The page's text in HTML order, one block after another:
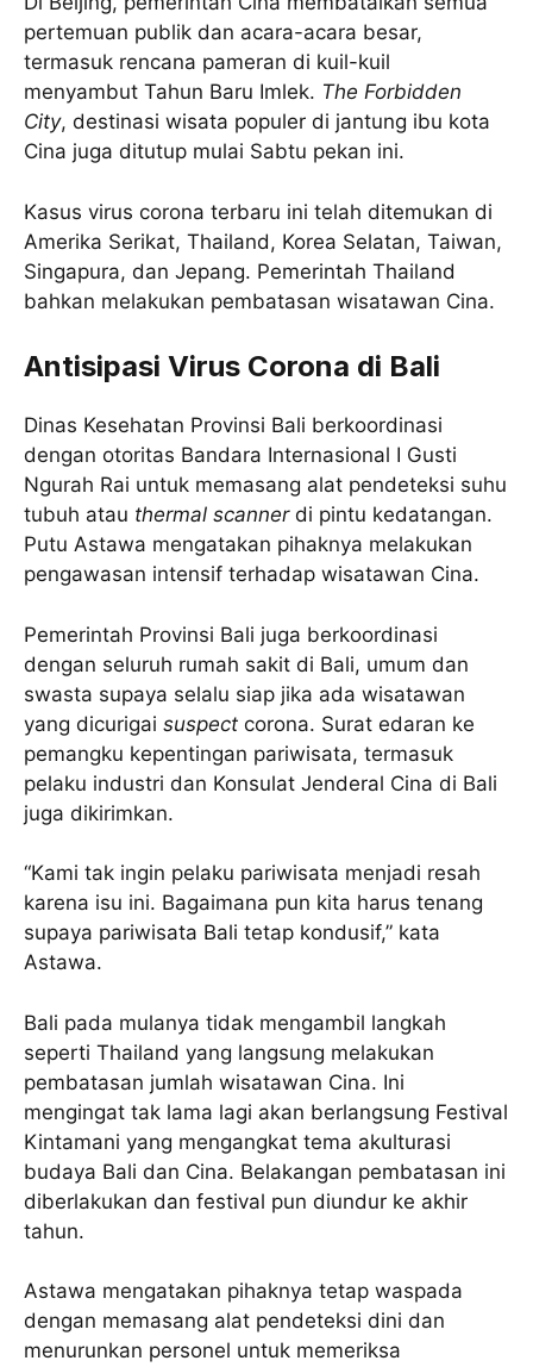
pertemuan publik dan acara-acara besar,
termasuk rencana pameran di kuil-kuil
menyambut Tahun Baru Imlek. The Forbidden
City, destinasi wisata populer di jantung ibu kota
Cina juga ditutup mulai Sabtu pekan ini.
Kasus virus corona terbaru ini telah ditemukan di
Amerika Serikat, Thailand, Korea Selatan, Taiwan,
Singapura, dan Jepang. Pemerintah Thailand
bahkan melakukan pembatasan wisatawan Cina.
Antisipasi Virus Corona di Bali
Dinas Kesehatan Provinsi Bali berkoordinasi
dengan otoritas Bandara Internasional I Gusti
Ngurah Rai untuk memasang alat pendeteksi suhu
tubuh atau thermal scannerdi pintu kedatangan.
Putu Astawa mengatakan pihaknya melakukan
pengawasan intensif terhadap wisatawan Cina.
Pemerintah Provinsi Bali juga berkoordinasi
dengan seluruh rumah sakit di Bali, umum dan
swasta supaya selalu siap jika ada wisatawan
yang dicurigai suspect corona. Surat edaran ke
pemangku kepentingan pariwisata, termasuk
pelaku industri dan Konsulat Jenderal Cina di Bali
juga dikirimkan.
“Kami tak ingin pelaku pariwisata menjadi resah
karena isu ini. Bagaimana pun kita harus tenang
supaya pariwisata Bali tetap kondusif,” kata
Astawa.
Bali pada mulanya tidak mengambil langkah
seperti Thailand yang langsung melakukan
pembatasan jumlah wisatawan Cina. Ini
mengingat tak lama lagi akan berlangsung Festival
Kintamani yang mengangkat tema akulturasi
budaya Bali dan Cina. Belakangan pembatasan ini
diberlakukan dan festival pun diundur ke akhir
tahun.
Astawa mengatakan pihaknya tetap waspada
dengan memasang alat pendeteksi dini dan
menurunkan personel untuk memeriksa